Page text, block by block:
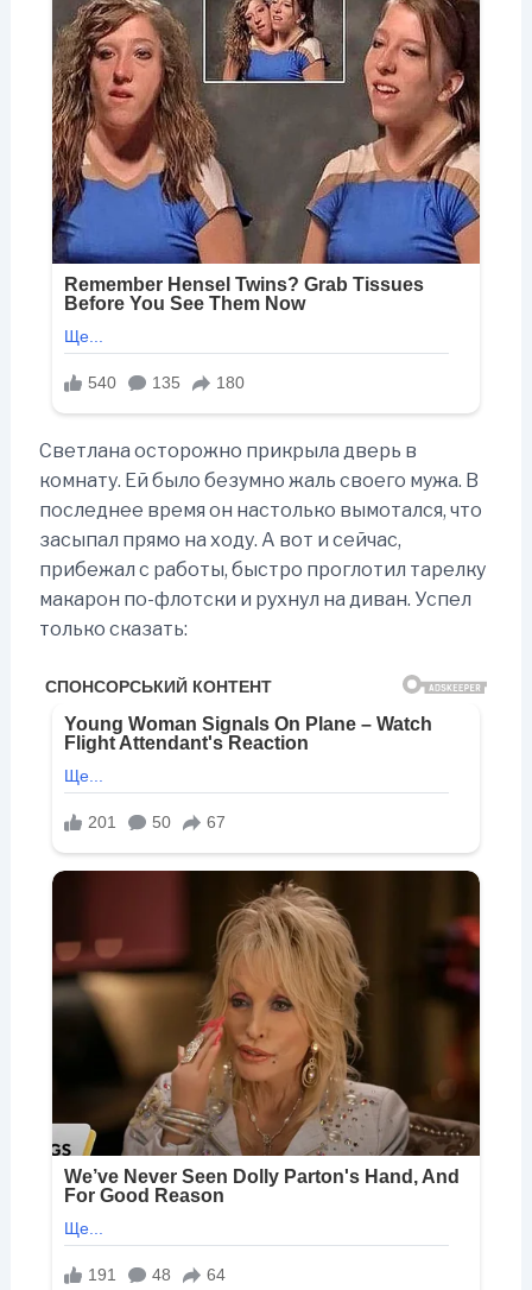
Светлана осторожно прикрыла дверь в
комнату. Ей было безумно жаль своего мужа. В
последнее время он настолько вымотался, что
засыпал прямо на ходу. А вот и сейчас,
прибежал с работы, быстро проглотил тарелку
макарон по-флотски и рухнул на диван. Успел
только сказать: